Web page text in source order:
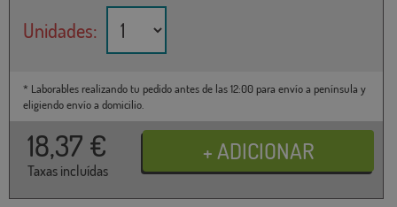
Unidades:
* Laborables realizando tu pedido antes de las 12:00 para envío a península y
eligiendo envío a domicilio.
18,37 €
Taxas incluídas